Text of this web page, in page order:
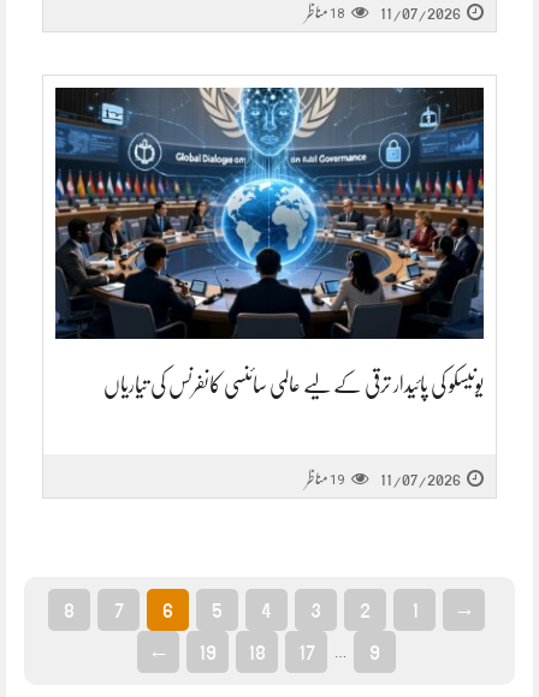
11/07/2026
18 مناظر
یونیسکو کی پائیدار ترقی کے لیے عالمی سائنسی کانفرنس کی تیاریاں
11/07/2026
19 مناظر
→
1
2
3
4
5
6
7
8
9
17
18
19
←